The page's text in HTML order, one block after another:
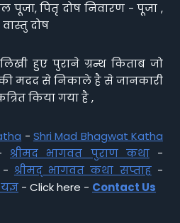
पूजा, पितृ दोष निवारण - पूजा ,
दोष
हुए पुराने ग्रन्थ किताब जो
मदद से निकाले है से जानकारी
किया गया है ,
- Shri Mad Bhagwat Katha
श्रीमद भागवत पुराण कथा-
- श्रीमद् भागवत कथा सप्ताह-
- Click here - Contact Us